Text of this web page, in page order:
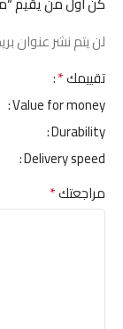
لن يتم نشر عنوان
تقييمك*
Value for money
Durability
Delivery speed
مراجعتك*